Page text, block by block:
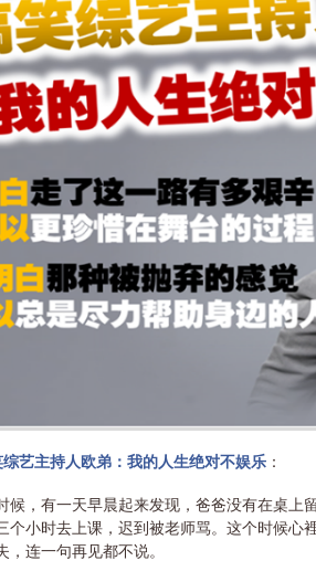
综艺主持人欧弟：我的人生绝对不娱乐 ：
候，有一天早晨起来发现，爸爸没有在桌上
个小时去上课，迟到被老师骂。这个时候心
，连一句再见都不说。